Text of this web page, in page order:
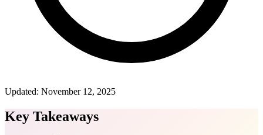
Updated: November 12, 2025
Key Takeaways